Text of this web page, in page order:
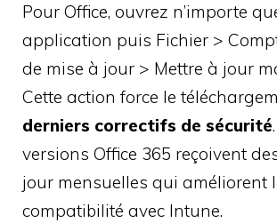
Pour Office, ouvrez n’importe
application puis Fichier >
de mise à jour > Mettre à jour
Cette action force le
derniers correctifs de sécurité
versions Office 365 reçoivent
jour mensuelles qui améliorent
compatibilité avec Intune.